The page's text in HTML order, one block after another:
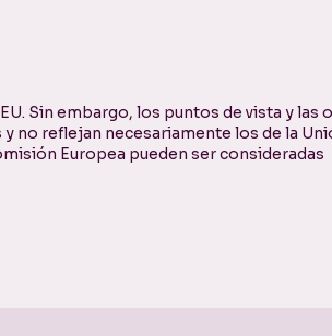
Sin embargo, los puntos de vista y las
no reflejan necesariamente los de la
Europea pueden ser consideradas